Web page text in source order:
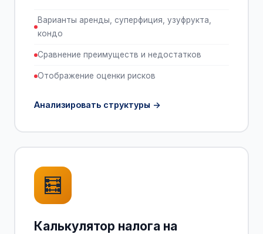
Варианты аренды, суперфиция, узуфрукта,
кондо
Сравнение преимуществ и недостатков
Отображение оценки рисков
Анализировать структуры
🧮
Калькулятор налога на